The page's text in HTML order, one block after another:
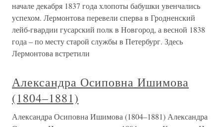
начале декабря 1837 года хлопоты бабушки увенчались
успехом. Лермонтова перевели сперва в Гродненский
лейб-гвардии гусарский полк в Новгород, а весной 1838
года – по месту старой службы в Петербург. Здесь
Лермонтова встретили
Александра Осиповна Ишимова
(1804–1881)
Александра Осиповна Ишимова (1804–1881) Александра